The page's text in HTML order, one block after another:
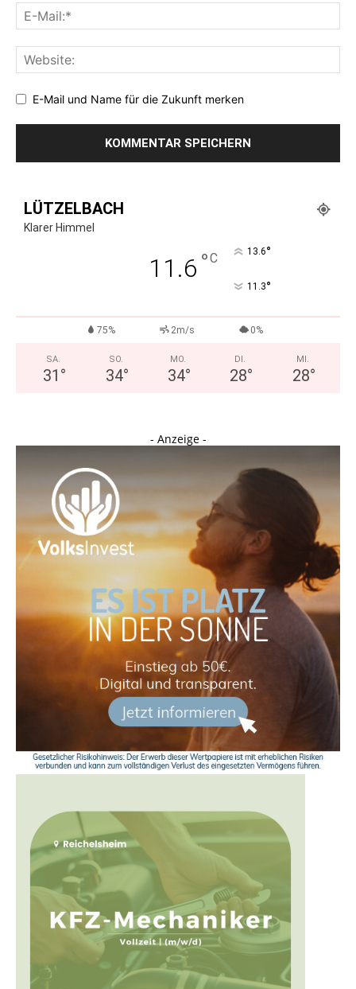
E-Mail und Name für die Zukunft merken
LÜTZELBACH
Klarer Himmel
11.6 °C 13.6°
11.3°
75% 2m/s 0%
SA.
31 °
SO.
34°
MO.
34°
DI.
28°
MI.
28°
- Anzeige -